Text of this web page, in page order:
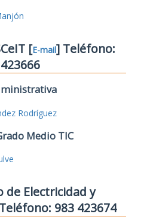
[E-mail] Teléfono:
Rodríguez
Medio TIC
de Electricidad y
983 423674